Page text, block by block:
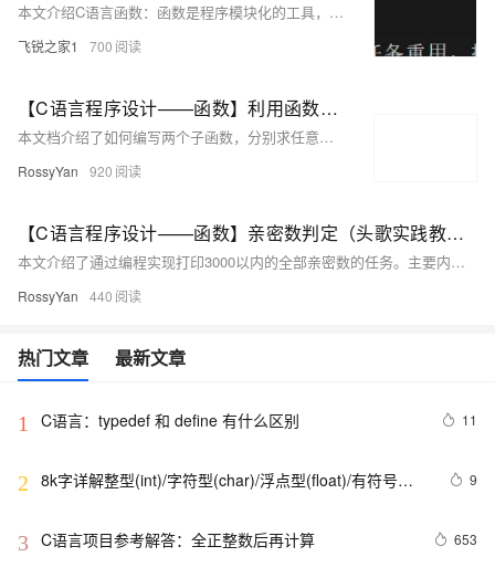
本文介绍C语言函数：函数是程序模块化的工具，由函数头和函数体组成，涵盖定义、调用、参数传递及声明等内容。值传递确保实参不受影响，函数声明增强代码可读性。君志所向，一往无前！
飞锐之家1 700
【C语言程序设计——函数】利用函数求解最大公约数和最小公倍数（头歌实践教学平台习题）【合集】
本文档介绍了如何编写两个子函数，分别求任意两个整数的最大公约数和最小公倍数。内容涵盖循环控制与跳转语句的使用、最大公约数的求法（包括辗转相除法和更相减损术），以及基于最大公约数求最小公倍数的方法。通过示例代码和测试说明，帮助读者理解和实现相关算法。最终提供了完整的通关代码及测试结果，确保编程任务的成功完成。
RossyYan 920
【C语言程序设计——函数】亲密数判定（头歌实践教学平台习题）【合集】
本文介绍了通过编程实现打印3000以内的全部亲密数的任务。主要内容包括： 1. **任务描述**：实现函数打印3000以内的全部亲密数。 2. **相关知识**： - 循环控制和跳转语句（for、while循环，break、continue语句）的使用。 - 亲密数的概念及历史背景。 - 判断亲密数的方法：计算数A的因子和存于B，再计算B的因子和存于sum，最后比较sum与A是否相等。 3. **编程要求**：根据提示在指定区域内补充代码。 4. **测试说明**：平台对代码进行测试，预期输出如220和284是一组亲密数。 5. **通关代码**：提供了完整的C语言代码实现
RossyYan 440
热门文章 最新文章
1 C语言：typedef 和 define 有什么区别 11
2 8k字详解整型(int)/字符型(char)/浮点型(float)/有符号
内功修炼/C语言】
9
3 C语言项目参考解答：全正整数后再计算 653